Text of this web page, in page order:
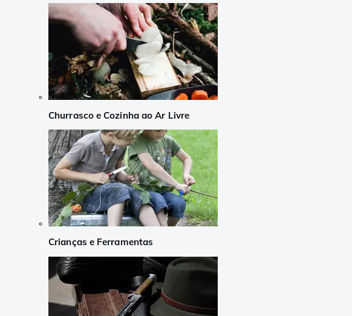
Churrasco e Cozinha ao Ar Livre
Crianças e Ferramentas